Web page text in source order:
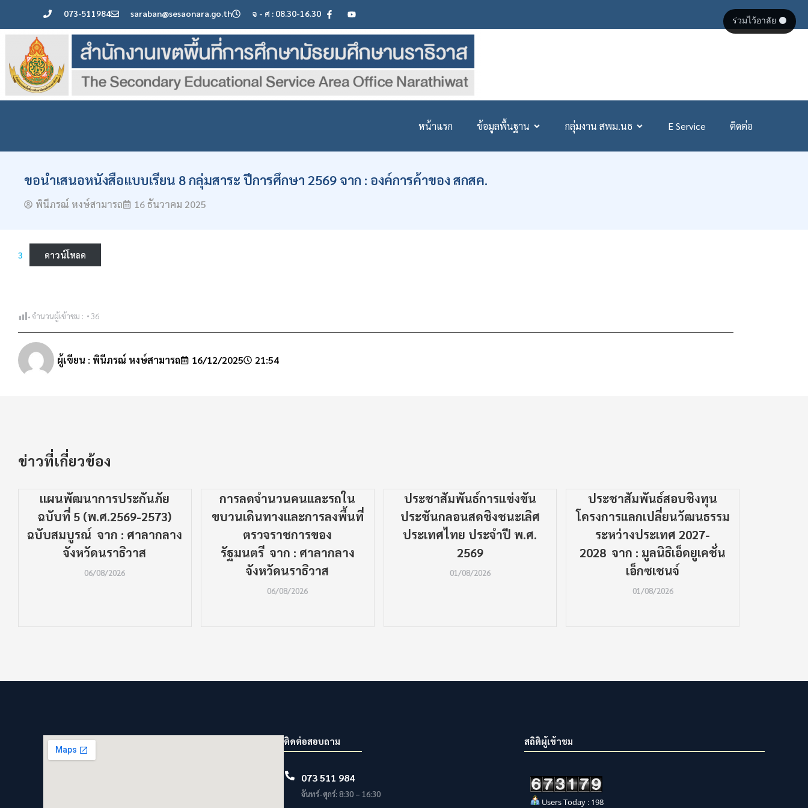
073-511984 saraban@sesaonara.go.th จ - ศ : 08.30-16.30
หน้าแรก ข้อมูลพื้นฐาน กลุ่มงาน สพม.นธ E Service ติดต่อ
ขอนำเสนอหนังสือแบบเรียน 8 กลุ่มสาระ ปีการศึกษา 2569 จาก : องค์การค้าของ สกสค.
พินีภรณ์ หงษ์สามารถ 16 ธันวาคม 2025
3 ดาวน์โหลด
จำนวนผู้เข้าชม : 36
ผู้เขียน : พินีภรณ์ หงษ์สามารถ 16/12/2025 21:54
ข่าวที่เกี่ยวข้อง
แผนพัฒนาการประกันภัย
ฉบับที่ 5 (พ.ศ.2569-2573)
ฉบับสมบูรณ์ จาก : ศาลากลาง
จังหวัดนราธิวาส
06/08/2026
การลดจำนวนคนและรถใน
ขบวนเดินทางและการลงพื้นที่
ตรวจราชการของ
รัฐมนตรี จาก : ศาลากลาง
จังหวัดนราธิวาส
06/08/2026
ประชาสัมพันธ์การแข่งขัน
ประชันกลอนสดชิงชนะเลิศ
ประเทศไทย ประจำปี พ.ศ.
2569
01/08/2026
ประชาสัมพันธ์สอบชิงทุน
โครงการแลกเปลี่ยนวัฒนธรรม
ระหว่างประเทศ 2027-
2028 จาก : มูลนิธิเอ็ดยูเคชั่น
เอ็กซเชนจ์
01/08/2026
ติดต่อสอบถาม
073 511 984
จันทร์-ศุกร์: 8:30 – 16:30
สถิติผู้เข้าชม
Users Today : 198
ร่วมไว้อาลัย ⚫